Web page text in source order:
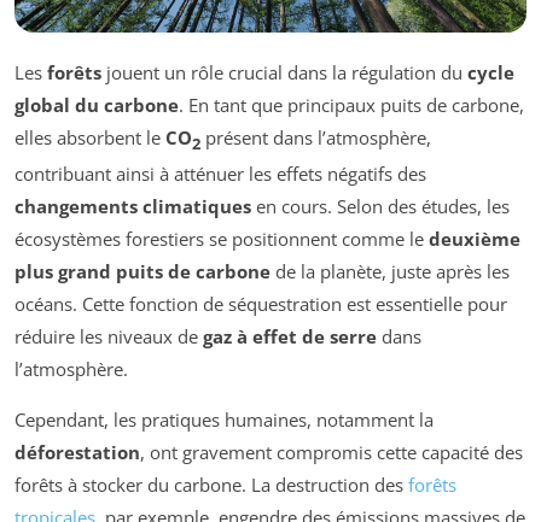
Les forêts jouent un rôle crucial dans la régulation du cycle
global du carbone. En tant que principaux puits de carbone,
elles absorbent le CO2 présent dans l’atmosphère,
contribuant ainsi à atténuer les effets négatifs des
changements climatiques en cours. Selon des études, les
écosystèmes forestiers se positionnent comme le deuxième
plus grand puits de carbone de la planète, juste après les
océans. Cette fonction de séquestration est essentielle pour
réduire les niveaux de gaz à effet de serre dans
l’atmosphère.
Cependant, les pratiques humaines, notamment la
déforestation, ont gravement compromis cette capacité des
forêts à stocker du carbone. La destruction des forêts